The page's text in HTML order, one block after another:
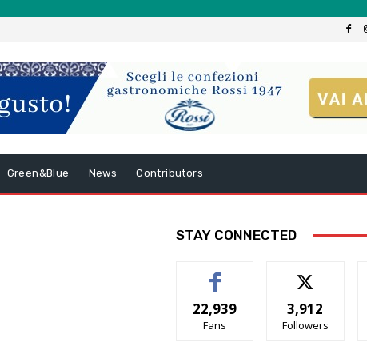
Green&Blue News Contributors
STAY CONNECTED
22,939
Fans
3,912
Followers